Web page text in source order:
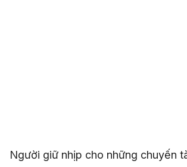
Người giữ nhịp cho những chuyến